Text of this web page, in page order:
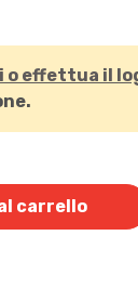
o effettua il
carrello